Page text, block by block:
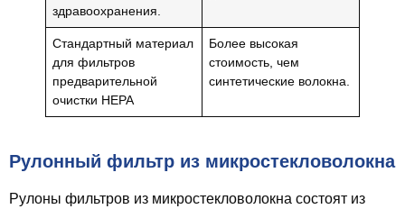
здравоохранения.
Стандартный материал
для фильтров
предварительной
очистки HEPA
Более высокая
стоимость, чем
синтетические волокна.
Рулонный фильтр из микростекловолокна
Рулоны фильтров из микростекловолокна состоят из